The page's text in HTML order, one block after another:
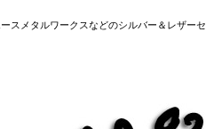
スメタルワークスなどのシルバー＆レザー